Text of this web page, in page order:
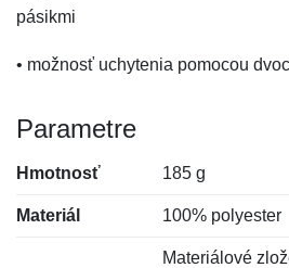
pásikmi
• možnosť uchytenia pomocou
Parametre
Hmotnosť 185 g
Materiál 100% polyester
Materiálové